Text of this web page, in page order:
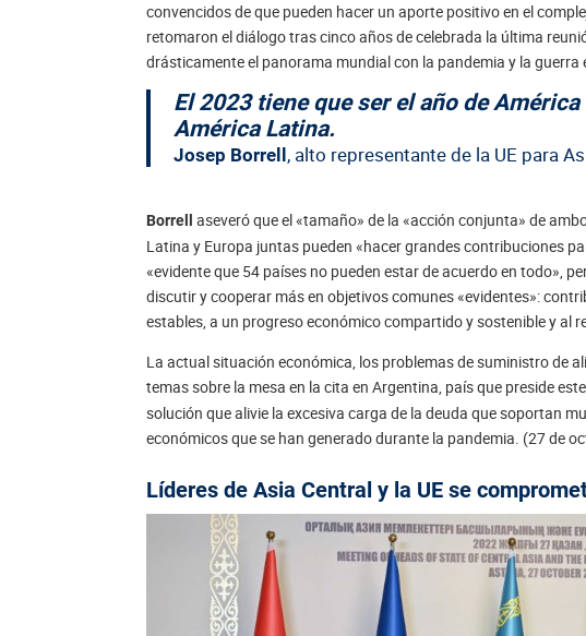
convencidos de que pueden hacer un aporte positivo en el
retomaron el diálogo tras cinco años de celebrada la última
drásticamente el panorama mundial con la pandemia y la
El 2023 tiene que ser el año de
América Latina.
Josep Borrell , alto representante de la UE para
Borrellaseveró que el «tamaño» de la «acción conjunta» de
Latina y Europa juntas pueden «hacer grandes contribuciones
«evidente que 54 países no pueden estar de acuerdo en todo»,
discutir y cooperar más en objetivos comunes «evidentes»:
estables, a un progreso económico compartido y sostenible y al
La actual situación económica, los problemas de suministro de
temas sobre la mesa en la cita en Argentina, país que preside
solución que alivie la excesiva carga de la deuda que soportan
económicos que se han generado durante la pandemia. (27 de
Líderes de Asia Central y la UE se